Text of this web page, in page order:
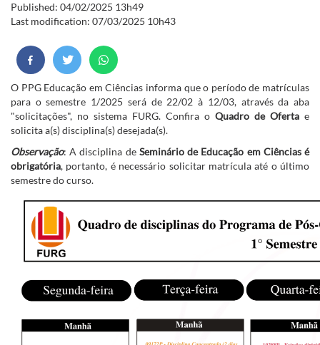
Published: 04/02/2025 13h49
Last modification: 07/03/2025 10h43
O PPG Educação em Ciências informa que o período de matrículas
para o semestre 1/2025 será de 22/02 à 12/03, através da aba
"solicitações", no sistema FURG. Confira o Quadro de Oferta e
solicita a(s) disciplina(s) desejada(s).
Observação: A disciplina de Seminário de Educação em Ciências é
obrigatória, portanto, é necessário solicitar matrícula até o último
semestre do curso.